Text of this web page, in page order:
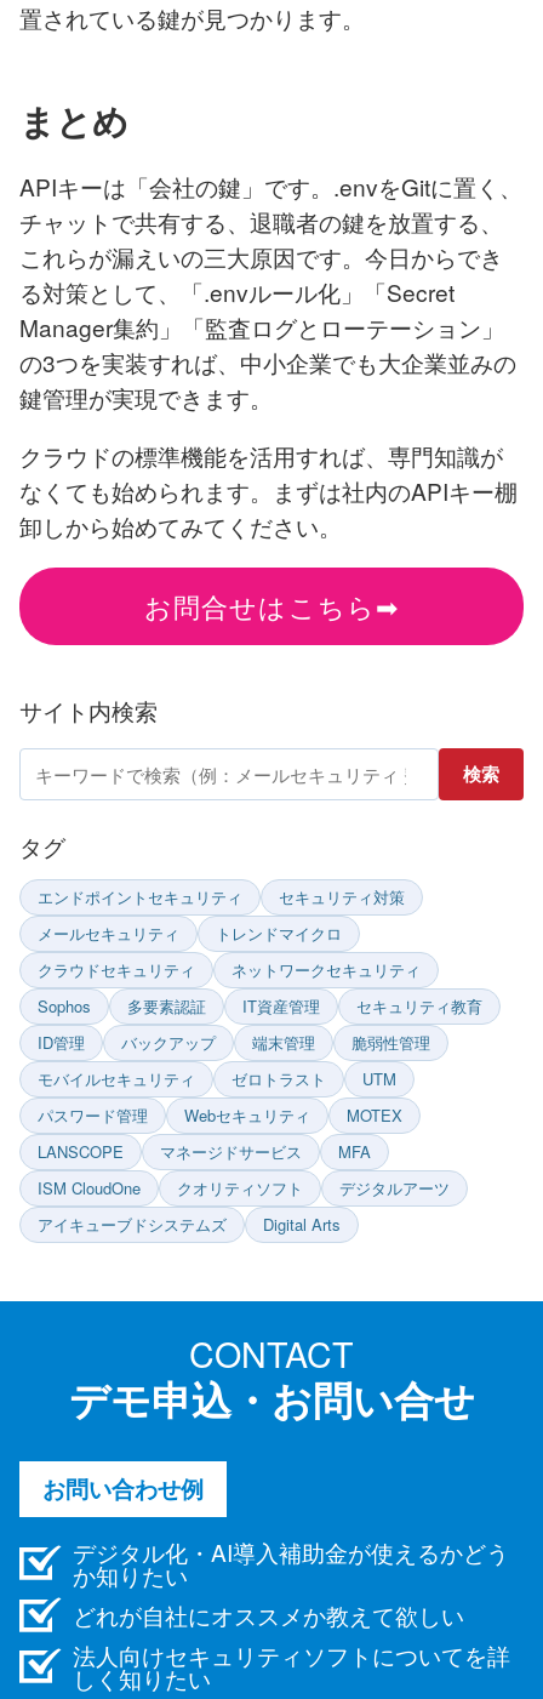
置されている鍵が見つかります。
まとめ
APIキーは「会社の鍵」です。.envをGitに置く、
チャットで共有する、退職者の鍵を放置する、
これらが漏えいの三大原因です。今日からでき
る対策として、「.envルール化」「Secret
Manager集約」「監査ログとローテーション」
の3つを実装すれば、中小企業でも大企業並みの
鍵管理が実現できます。
クラウドの標準機能を活用すれば、専門知識が
なくても始められます。まずは社内のAPIキー棚
卸しから始めてみてください。
お問合せはこちら➡
サイト内検索
サ
イ
ト
内
検
索
検索
タグ
エンドポイントセキュリティ
セキュリティ対策
メールセキュリティ
トレンドマイクロ
クラウドセキュリティ
ネットワークセキュリティ
Sophos
多要素認証 IT資産管理
セキュリティ教育
ID管理
バックアップ 端末管理
脆弱性管理
モバイルセキュリティ
ゼロトラスト
UTM
パスワード管理
Webセキュリティ
MOTEX
LANSCOPE
マネージドサービス
MFA
ISM CloudOne
クオリティソフト
デジタルアーツ
アイキューブドシステムズ
Digital Arts
CONTACT
デモ申込・お問い合せ
お問い合わせ例
デジタル化・AI導入補助金が使えるかどう
か知りたい
どれが自社にオススメか教えて欲しい
法人向けセキュリティソフトについてを詳
しく知りたい